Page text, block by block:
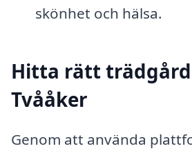
skönhet och hälsa.
Hitta rätt
Tvååker
Genom att använda